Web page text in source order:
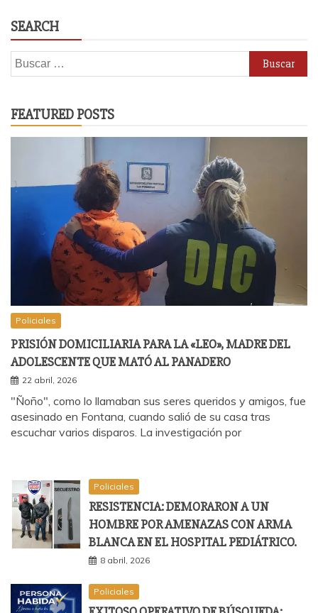
SEARCH
Buscar:
FEATURED POSTS
Policiales
PRISIÓN DOMICILIARIA PARA LA «LEO», MADRE DEL
ADOLESCENTE QUE MATÓ AL PANADERO
22 abril, 2026
"Ñoño", como lo llamaban sus seres queridos y amigos, fue
asesinado en Fontana, cuando salió de su casa tras
escuchar varios disparos. La investigación por
Policiales
RESISTENCIA: DEMORARON A UN
HOMBRE POR AMENAZAS CON ARMA
BLANCA EN EL HOSPITAL PEDIÁTRICO.
8 abril, 2026
Policiales